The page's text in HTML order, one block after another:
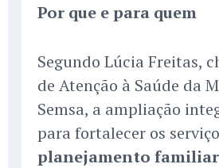
Por que e para quem
Segundo Lúcia Freitas,
de Atenção à Saúde da
Semsa, a ampliação
para fortalecer os
planejamento familiar